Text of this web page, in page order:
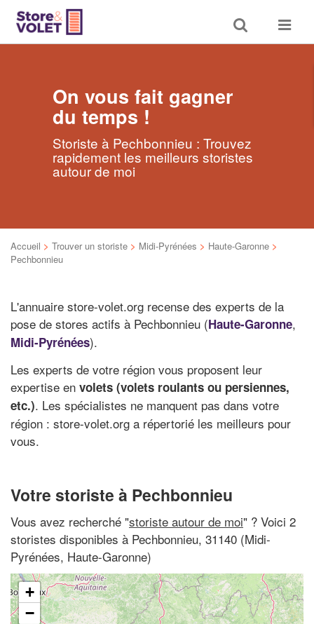
Toggle
search
Toggle
On vous fait gagner
du temps !
Storiste à Pechbonnieu : Trouvez
rapidement les meilleurs storistes
autour de moi
Accueil > Trouver un storiste > Midi-Pyrénées > Haute-Garonne >
Pechbonnieu
L'annuaire store-volet.org recense des experts de la
pose de stores actifs à Pechbonnieu (Haute-Garonne,
Midi-Pyrénées).
Les experts de votre région vous proposent leur
expertise en volets (volets roulants ou persiennes,
etc.). Les spécialistes ne manquent pas dans votre
région : store-volet.org a répertorié les meilleurs pour
vous.
Votre storiste à Pechbonnieu
Vous avez recherché "storiste autour de moi" ? Voici 2
storistes disponibles à Pechbonnieu, 31140 (Midi-
Pyrénées, Haute-Garonne)
+
−